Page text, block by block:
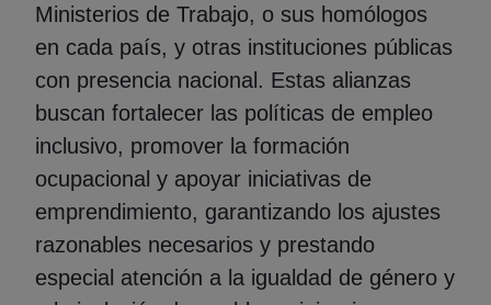
Ministerios de Trabajo, o sus homólogos
en cada país, y otras instituciones públicas
con presencia nacional. Estas alianzas
buscan fortalecer las políticas de empleo
inclusivo, promover la formación
ocupacional y apoyar iniciativas de
emprendimiento, garantizando los ajustes
razonables necesarios y prestando
especial atención a la igualdad de género y